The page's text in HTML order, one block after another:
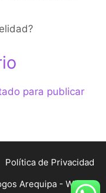
para publicar
Política de Privacidad
Arequipa - Web